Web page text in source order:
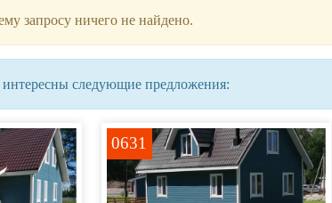
запросу ничего не найдено.
следующие предложения:
0631